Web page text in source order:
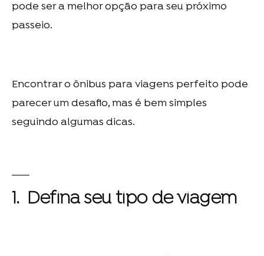
pode ser a melhor opção para seu próximo
passeio.
Encontrar o ônibus para viagens perfeito pode
parecer um desafio, mas é bem simples
seguindo algumas dicas.
1. Defina seu tipo de viagem